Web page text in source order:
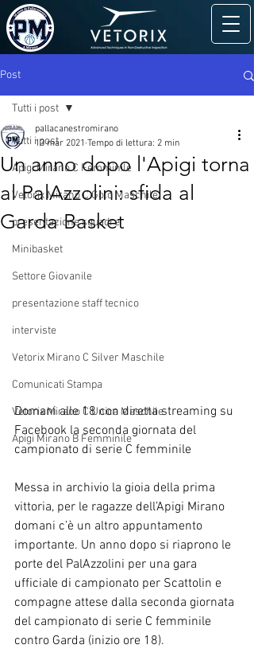
Post
Tutti i post
Apigi Mirano C Femminile
Vetorix Mirano C Gold Maschile
presentazione squadre
Minibasket
Settore Giovanile
presentazione staff tecnico
interviste
Vetorix Mirano C Silver Maschile
Comunicati Stampa
Vetorix Mirano C Unica Maschile
Apigi Mirano B Femminile
Tutti i post
Un anno dopo l'Apigi torna
al PalAzzolini: sfida al
Garda Basket
pallacanestromirano
13 mar 2021 Tempo di lettura: 2 min
Domani alle 18 con diretta streaming su
Facebook la seconda giornata del
campionato di serie C femminile
Messa in archivio la gioia della prima
vittoria, per le ragazze dell’Apigi Mirano
domani c’è un altro appuntamento
importante. Un anno dopo si riaprono le
porte del PalAzzolini per una gara
ufficiale di campionato per Scattolin e
compagne attese dalla seconda giornata
del campionato di serie C femminile
contro Garda (inizio ore 18).